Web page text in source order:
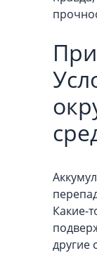
Какие-
другие